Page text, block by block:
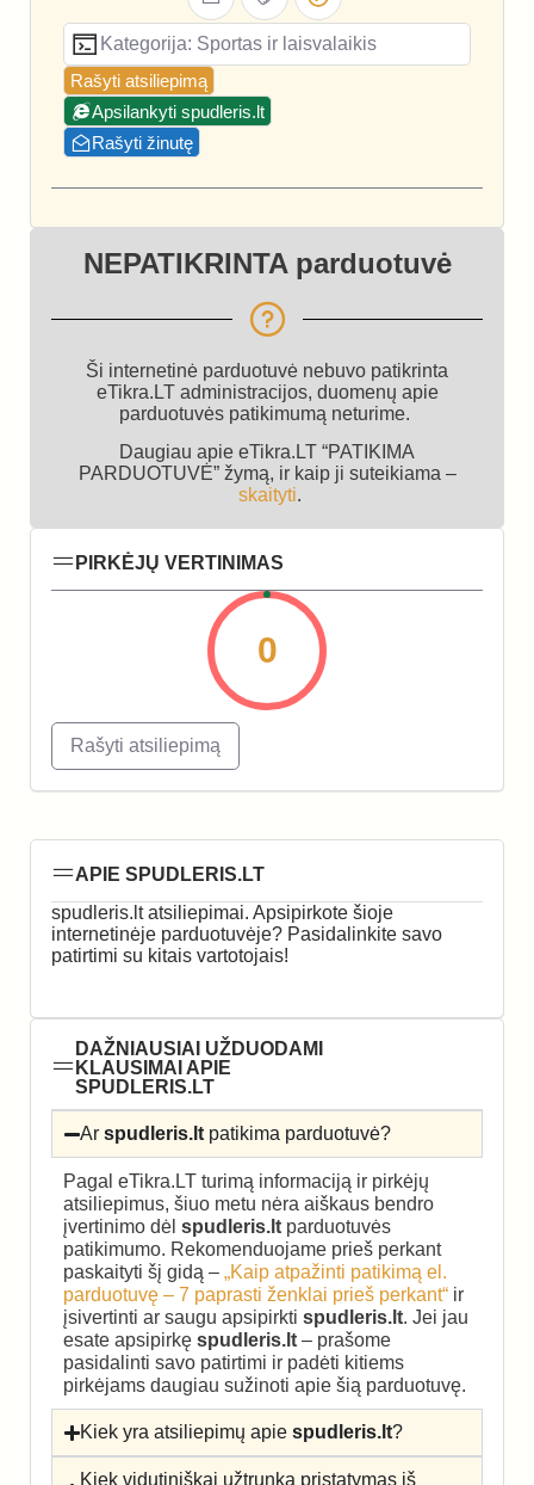
Kategorija: Sportas ir laisvalaikis
Rašyti atsiliepimą
Apsilankyti spudleris.lt
Rašyti žinutę
NEPATIKRINTA parduotuvė
Ši internetinė parduotuvė nebuvo patikrinta
eTikra.LT administracijos, duomenų apie
parduotuvės patikimumą neturime.
Daugiau apie eTikra.LT “PATIKIMA
PARDUOTUVĖ” žymą, ir kaip ji suteikiama –
skaityti.
PIRKĖJŲ VERTINIMAS
0
Rašyti atsiliepimą
APIE SPUDLERIS.LT
spudleris.lt atsiliepimai. Apsipirkote šioje
internetinėje parduotuvėje? Pasidalinkite savo
patirtimi su kitais vartotojais!
DAŽNIAUSIAI UŽDUODAMI
KLAUSIMAI APIE
SPUDLERIS.LT
Arspudleris.lt patikima parduotuvė?
Pagal eTikra.LT turimą informaciją ir pirkėjų
atsiliepimus, šiuo metu nėra aiškaus bendro
įvertinimo dėl spudleris.lt parduotuvės
patikimumo. Rekomenduojame prieš perkant
paskaityti šį gidą – „Kaip atpažinti patikimą el.
parduotuvę – 7 paprasti ženklai prieš perkant“ ir
įsivertinti ar saugu apsipirkti spudleris.lt. Jei jau
esate apsipirkę spudleris.lt – prašome
pasidalinti savo patirtimi ir padėti kitiems
pirkėjams daugiau sužinoti apie šią parduotuvę.
Kiek yra atsiliepimų apiespudleris.lt?
Kiek vidutiniškai užtrunka pristatymas iš